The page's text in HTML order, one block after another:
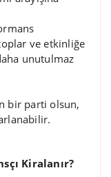
ve etkinliğe
unutulmaz
bir parti olsun,
Kiralanır?